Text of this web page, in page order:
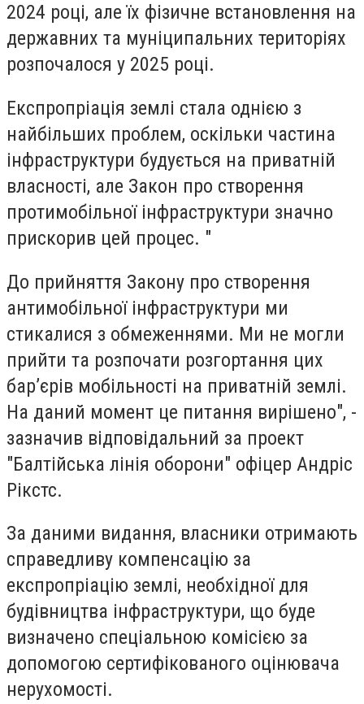
2024 році, але їх фізичне встановлення на
державних та муніципальних територіях
розпочалося у 2025 році.
Експропріація землі стала однією з
найбільших проблем, оскільки частина
інфраструктури будується на приватній
власності, але Закон про створення
протимобільної інфраструктури значно
прискорив цей процес. "
До прийняття Закону про створення
антимобільної інфраструктури ми
стикалися з обмеженнями. Ми не могли
прийти та розпочати розгортання цих
бар’єрів мобільності на приватній землі.
На даний момент це питання вирішено", -
зазначив відповідальний за проект
"Балтійська лінія оборони" офіцер Андріс
Рікстс.
За даними видання, власники отримають
справедливу компенсацію за
експропріацію землі, необхідної для
будівництва інфраструктури, що буде
визначено спеціальною комісією за
допомогою сертифікованого оцінювача
нерухомості.